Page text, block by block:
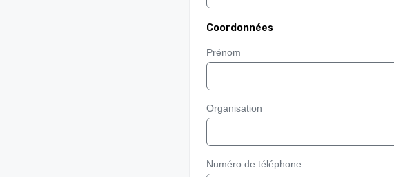
Coordonnées
Prénom
Organisation
Numéro de téléphone